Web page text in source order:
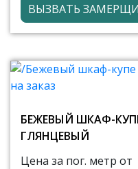
ВЫЗВАТЬ
БЕЖЕВЫЙ ШКАФ-
ГЛЯНЦЕВЫЙ
Цена за пог. метр от